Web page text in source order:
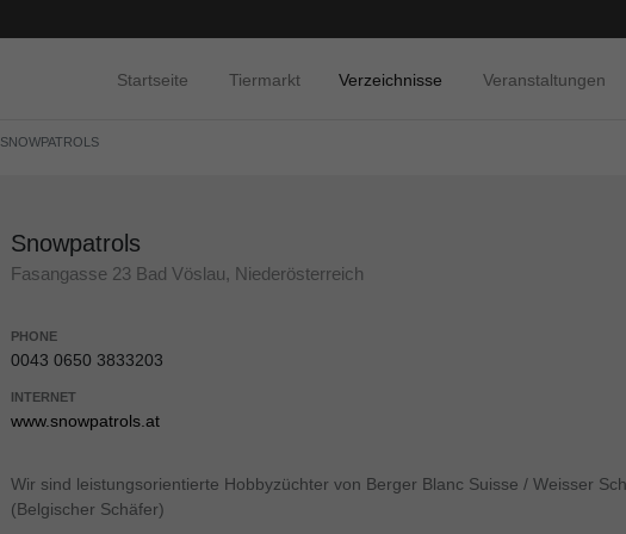
Startseite Tiermarkt Verzeichnisse Veranstaltungen
SNOWPATROLS
Snowpatrols
Fasangasse 23 Bad Vöslau, Niederösterreich
PHONE
0043 0650 3833203
INTERNET
www.snowpatrols.at
Wir sind leistungsorientierte Hobbyzüchter von Berger Blanc Suisse / Weisser
(Belgischer Schäfer)